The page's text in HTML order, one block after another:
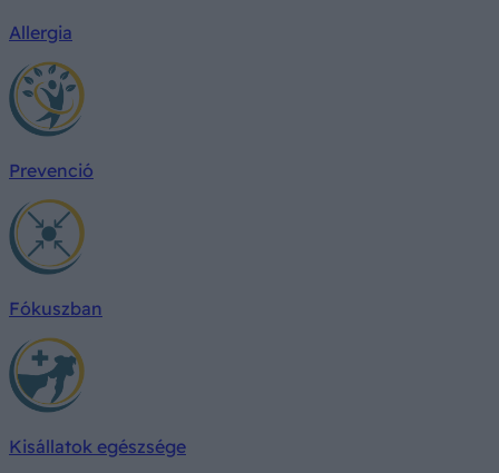
Allergia
Prevenció
Fókuszban
Kisállatok egészsége